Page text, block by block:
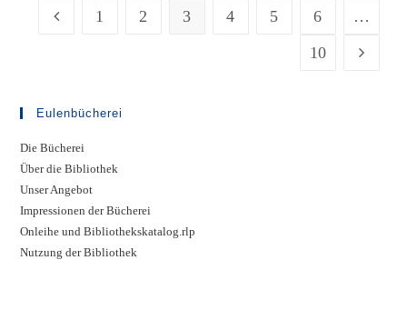
Gehe zur vorherigen Seite
1 2 3 4 5 6
…
10
Gehe
Eulenbücherei
Die Bücherei
Über die Bibliothek
Unser Angebot
Impressionen der Bücherei
Onleihe und Bibliothekskatalog.rlp
Nutzung der Bibliothek